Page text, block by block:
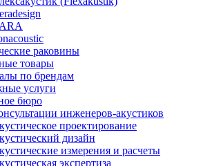
раковины
товары
по брендам
услуги
бюро
инженеров-акустиков
проектирование
дизайн
измерения и расчеты
экспертиза